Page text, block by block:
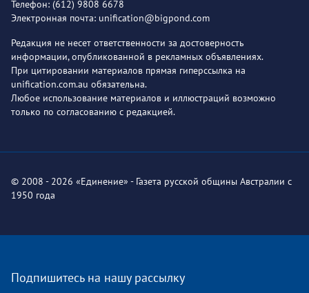
Телефон: (612) 9808 6678
Электронная почта: unification@bigpond.com
Редакция не несет ответственности за достоверность
информации, опубликованной в рекламных объявлениях.
При цитировании материалов прямая гиперссылка на
unification.com.au обязательна.
Любое использование материалов и иллюстраций возможно
только по согласованию с редакцией.
© 2008 - 2026 «Единение» - Газета русской общины Австралии с
1950 года
Подпишитесь на нашу рассылку